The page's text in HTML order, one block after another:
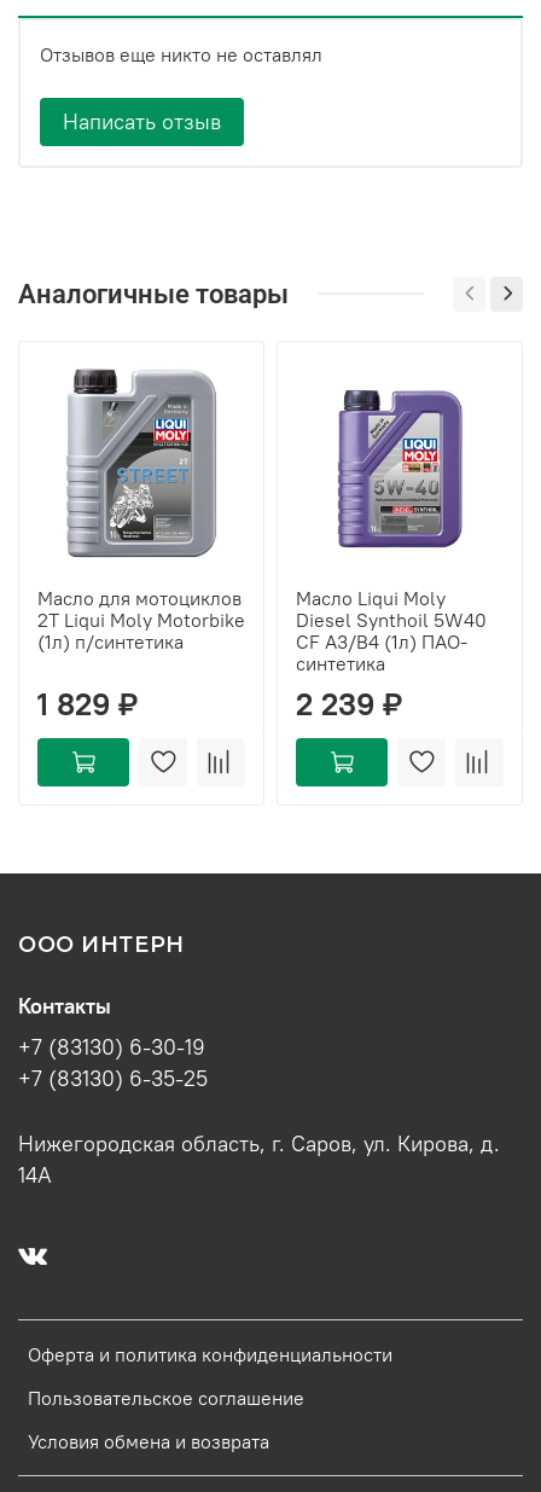
Отзывов еще никто не оставлял
Написать отзыв
Аналогичные товары
Масло для мотоциклов
2Т Liqui Moly Motorbike
(1л) п/синтетика
1 829 ₽
Масло Liqui Moly
Diesel Synthoil 5W40
CF A3/B4 (1л) ПАО-
синтетика
2 239 ₽
ООО ИНТЕРН
Оферта и политика конфиденциальности
Пользовательское соглашение
Условия обмена и возврата
Контакты
+7 (83130) 6-30-19
+7 (83130) 6-35-25
Нижегородская область, г. Саров, ул. Кирова, д.
14А